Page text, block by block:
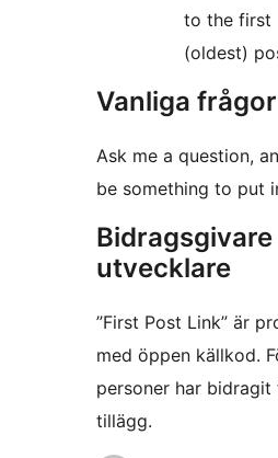
to the first
(oldest)
Vanliga frågor
Ask me a question,
be something to put
utvecklare
”First Post Link” är
med öppen källkod.
personer har
tillägg.